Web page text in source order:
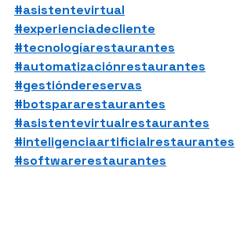
#asistentevirtual
#experienciadecliente
#tecnologíarestaurantes
#automatizaciónrestaurantes
#gestióndereservas
#botspararestaurantes
#asistentevirtualrestaurantes
#inteligenciaartificialrestaurantes
#softwarerestaurantes